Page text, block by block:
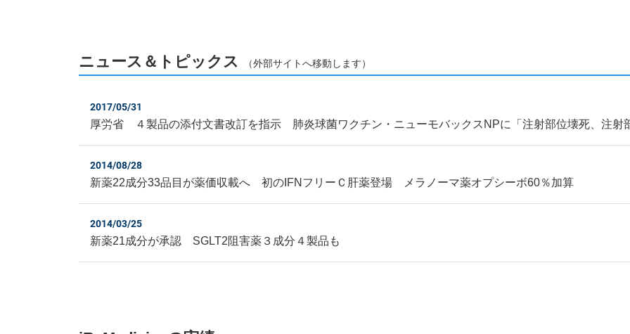
ニュース＆トピックス （外部サイトへ移動します）
2017/05/31
厚労省 ４製品の添付文書改訂を指示 肺炎球菌ワクチン・ニューモバックスNPに「注射部位壊死、注射
2014/08/28
新薬22成分33品目が薬価収載へ 初のIFNフリーＣ肝薬登場 メラノーマ薬オプシーボ60％加算
2014/03/25
新薬21成分が承認 SGLT2阻害薬３成分４製品も